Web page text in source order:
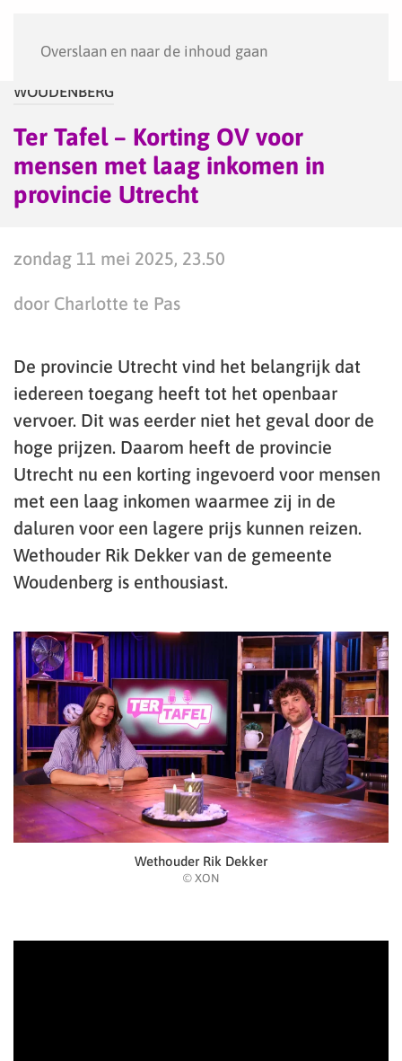
Overslaan en naar de inhoud gaan
WOUDENBERG
Ter Tafel – Korting OV voor
mensen met laag inkomen in
provincie Utrecht
zondag 11 mei 2025, 23.50
door Charlotte te Pas
De provincie Utrecht vind het belangrijk dat
iedereen toegang heeft tot het openbaar
vervoer. Dit was eerder niet het geval door de
hoge prijzen. Daarom heeft de provincie
Utrecht nu een korting ingevoerd voor mensen
met een laag inkomen waarmee zij in de
daluren voor een lagere prijs kunnen reizen.
Wethouder Rik Dekker van de gemeente
Woudenberg is enthousiast.
Wethouder Rik Dekker
© XON